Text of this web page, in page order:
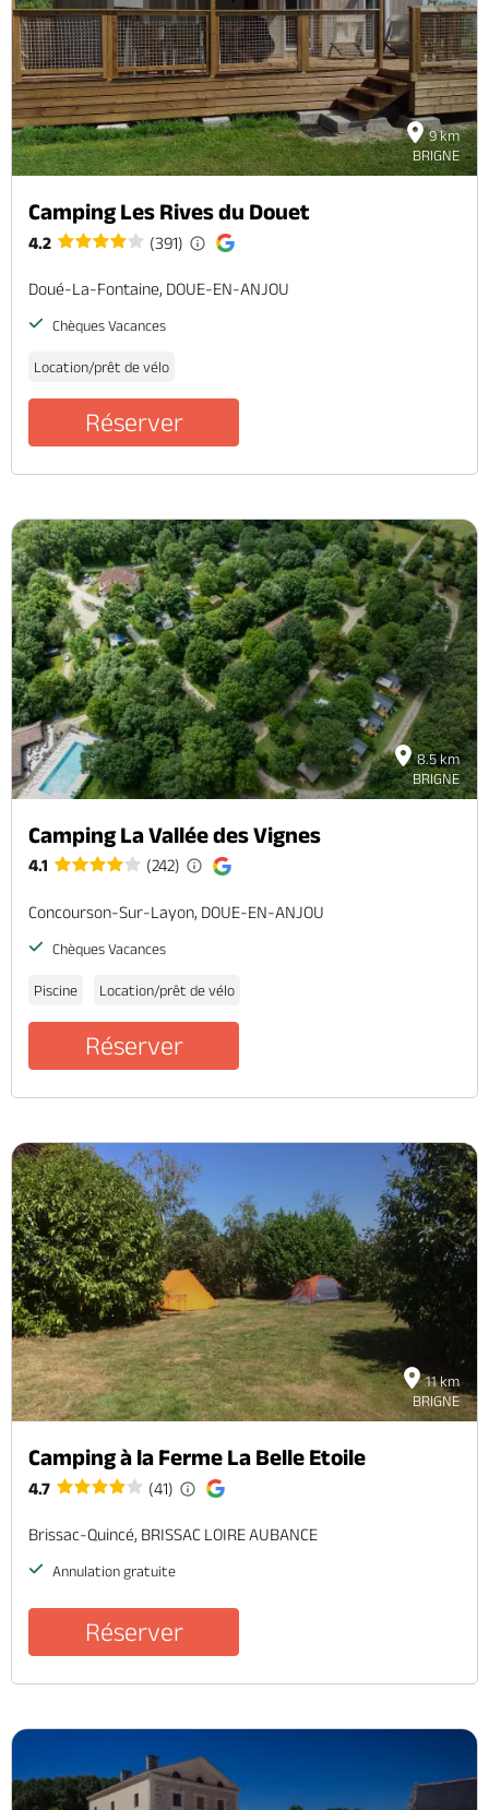
9 km
BRIGNE
Camping Les Rives du Douet
4.2 (391)
Doué-La-Fontaine, DOUE-EN-ANJOU
Chèques Vacances
Location/prêt de vélo
Réserver
8.5 km
BRIGNE
Camping La Vallée des Vignes
4.1 (242)
Concourson-Sur-Layon, DOUE-EN-ANJOU
Chèques Vacances
Piscine Location/prêt de vélo
Réserver
11 km
BRIGNE
Camping à la Ferme La Belle Etoile
4.7 (41)
Brissac-Quincé, BRISSAC LOIRE AUBANCE
Annulation gratuite
Réserver